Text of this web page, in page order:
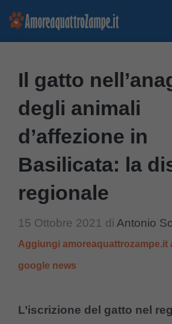
Vai
Il gatto
degli animali
d’affezione in
Basilicata: la
regionale
15 Ottobre 2021 di Antonio
Aggiungi amoreaquattrozampe.it
google news
L’iscrizione del gatto nel